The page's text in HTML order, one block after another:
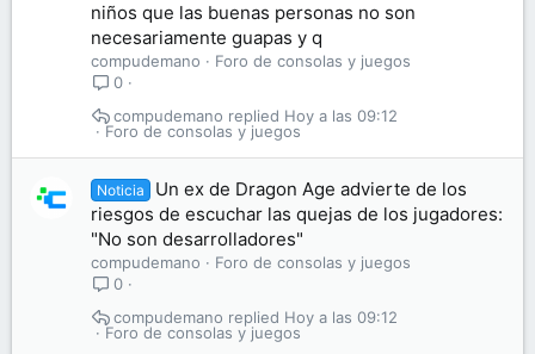
niños que las buenas personas no son
necesariamente guapas y q
compudemano
Foro de consolas y juegos
0
Foro de consolas y juegos
Hoy a las 09:12
compudemano
Noticia
Un ex de Dragon Age advierte de los
riesgos de escuchar las quejas de los jugadores:
"No son desarrolladores"
compudemano
Foro de consolas y juegos
0
Foro de consolas y juegos
Hoy a las 09:12
compudemano